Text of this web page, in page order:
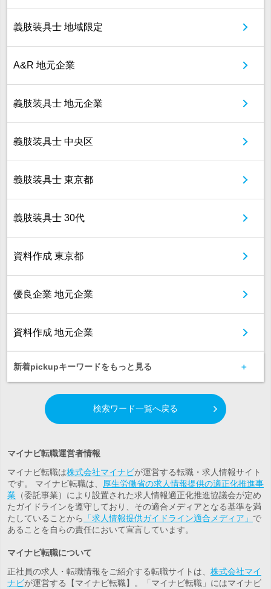
義肢装具士 地域限定
A&R 地元企業
義肢装具士 地元企業
義肢装具士 中央区
義肢装具士 東京都
義肢装具士 30代
資料作成 東京都
優良企業 地元企業
資料作成 地元企業
新着pickupキーワードをもっと見る
検索ワード一覧へ戻る
マイナビ転職運営者情報
マイナビ転職は株式会社マイナビが運営する転職・求人情報サイト
です。 マイナビ転職は、
厚生労働省の求人情報提供の適正化推進事
業 （委託事業）により設置された求人情報適正化推進協議会が定め
たガイドラインを遵守しており、その適合メディアとなる基準を満
たしていることから
「求人情報提供ガイドライン適合メディア」 で
あることを自らの責任において宣言しています。
マイナビ転職について
正社員の求人・転職情報をご紹介する転職サイトは、 株式会社マイ
ナビが運営する【マイナビ転職】。「マイナビ転職」にはマイナビ